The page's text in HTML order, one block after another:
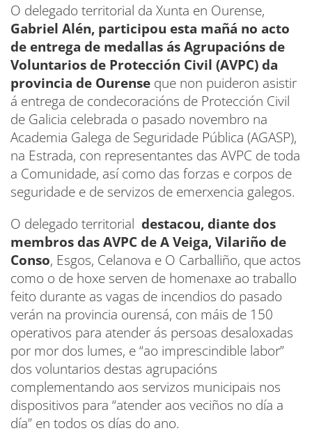
O delegado territorial da Xunta en Ourense,
Gabriel Alén, participou esta mañá no acto
de entrega de medallas ás Agrupacións de
Voluntarios de Protección Civil (AVPC) da
provincia de Ourense que non puideron asistir
á entrega de condecoracións de Protección Civil
de Galicia celebrada o pasado novembro na
Academia Galega de Seguridade Pública (AGASP),
na Estrada, con representantes das AVPC de toda
a Comunidade, así como das forzas e corpos de
seguridade e de servizos de emerxencia galegos.
O delegado territorial destacou, diante dos
membros das AVPC de A Veiga, Vilariño de
Conso, Esgos, Celanova e O Carballiño, que actos
como o de hoxe serven de homenaxe ao traballo
feito durante as vagas de incendios do pasado
verán na provincia ourensá, con máis de 150
operativos para atender ás persoas desaloxadas
por mor dos lumes, e “ao imprescindible labor”
dos voluntarios destas agrupacións
complementando aos servizos municipais nos
dispositivos para “atender aos veciños no día a
día” en todos os días do ano.